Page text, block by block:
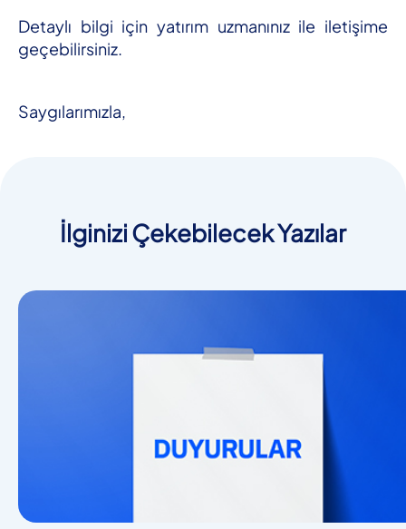
Detaylı bilgi için yatırım uzmanınız ile iletişime
geçebilirsiniz.
Saygılarımızla,
İlginizi Çekebilecek Yazılar